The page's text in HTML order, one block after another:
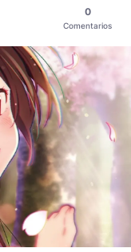
0
Comentarios